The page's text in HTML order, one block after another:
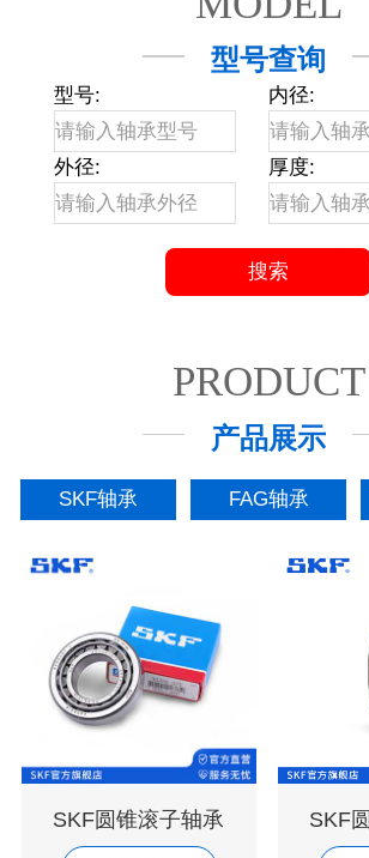
型号查询
型号: 内径:
外径: 厚度:
PRODUCT
产品展示
SKF轴承 FAG轴承
SKF圆锥滚子轴承 SKF